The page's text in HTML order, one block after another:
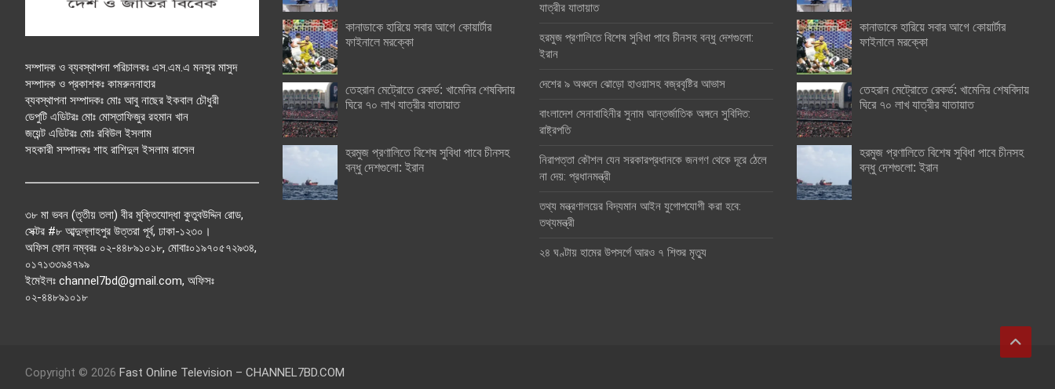
সম্পাদক ও ব্যবস্থাপনা পরিচালকঃ এস.এম.এ মনসুর মাসুদ
সম্পাদক ও প্রকাশকঃ কামরুননাহার
ব্যবস্থাপনা সম্পাদকঃ মোঃ আবু নাছের ইকবাল চৌধুরী
ডেপুটি এডিটরঃ মোঃ মোস্তাফিজুর রহমান খান
জয়েন্ট এডিটরঃ মোঃ রবিউল ইসলাম
সহকারী সম্পাদকঃ শাহ রাশিদুল ইসলাম রাসেল
৩৮ মা ভবন (তৃতীয় তলা) বীর মুক্তিযোদ্ধা কুতুবউদ্দিন রোড,
সেক্টর #৮ আব্দুল্লাহপুর উত্তরা পূর্ব, ঢাকা-১২৩০।
অফিস ফোন নম্বরঃ ০২-৪৪৮৯১০১৮, মোবাঃ০১৯৭০৫৭২৯৩৪,
০১৭১৩৩৯৪৭৯৯
ইমেইলঃ channel7bd@gmail.com, অফিসঃ
০২-৪৪৮৯১০১৮
কানাডাকে হারিয়ে সবার আগে কোয়ার্টার
ফাইনালে মরক্কো
তেহরান মেট্রোতে রেকর্ড: খামেনির শেষবিদায়
ঘিরে ৭০ লাখ যাত্রীর যাতায়াত
হরমুজ প্রণালিতে বিশেষ সুবিধা পাবে চীনসহ
বন্ধু দেশগুলো: ইরান
যাত্রীর যাতায়াত
হরমুজ প্রণালিতে বিশেষ সুবিধা পাবে চীনসহ বন্ধু দেশগুলো:
ইরান
দেশের ৯ অঞ্চলে ঝোড়ো হাওয়াসহ বজ্রবৃষ্টির আভাস
বাংলাদেশ সেনাবাহিনীর সুনাম আন্তর্জাতিক অঙ্গনে সুবিদিত:
রাষ্ট্রপতি
নিরাপত্তা কৌশল যেন সরকারপ্রধানকে জনগণ থেকে দূরে ঠেলে
না দেয়: প্রধানমন্ত্রী
তথ্য মন্ত্রণালয়ের বিদ্যমান আইন যুগোপযোগী করা হবে:
তথ্যমন্ত্রী
২৪ ঘণ্টায় হামের উপসর্গে আরও ৭ শিশুর মৃত্যু
কানাডাকে হারিয়ে সবার আগে কোয়ার্টার
ফাইনালে মরক্কো
তেহরান মেট্রোতে রেকর্ড: খামেনির শেষবিদায়
ঘিরে ৭০ লাখ যাত্রীর যাতায়াত
হরমুজ প্রণালিতে বিশেষ সুবিধা পাবে চীনসহ
বন্ধু দেশগুলো: ইরান
Copyright © 2026 Fast Online Television – CHANNEL7BD.COM